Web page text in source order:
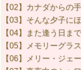
【02】カナダからの
【03】そんな夕子に
【04】また逢う日まで
【05】メモリーグラス
【06】メリー・ジェ